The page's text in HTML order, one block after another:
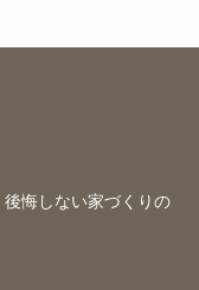
悔しない家づくりの